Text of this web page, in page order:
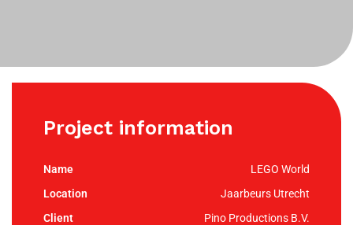
Project information
LEGO World
Jaarbeurs Utrecht
Pino Productions B.V.